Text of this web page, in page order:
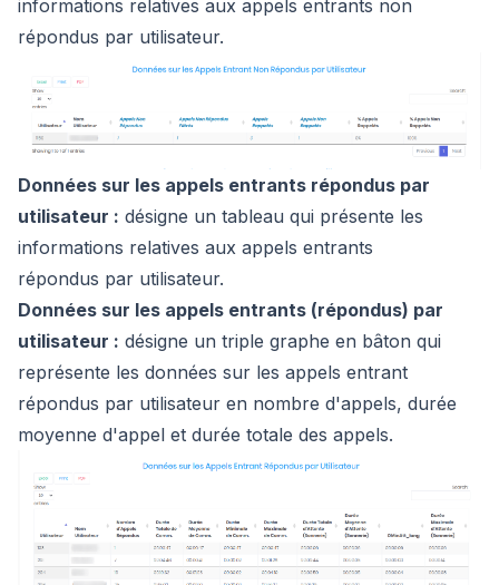
informations relatives aux appels entrants non
répondus par utilisateur.
Données sur les appels entrants répondus par
utilisateur : désigne un tableau qui présente les
informations relatives aux appels entrants
répondus par utilisateur.
Données sur les appels entrants (répondus) par
utilisateur : désigne un triple graphe en bâton qui
représente les données sur les appels entrant
répondus par utilisateur en nombre d'appels, durée
moyenne d'appel et durée totale des appels.